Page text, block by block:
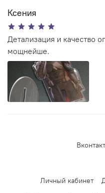
Ксения
Детализация и качество
мощнейше.
Личный кабинет